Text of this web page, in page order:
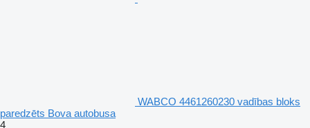
WABCO 4461260230 vadības bloks
paredzēts Bova autobusa
4